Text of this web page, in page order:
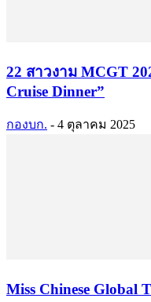
22 สาวงาม MCGT
Cruise Dinner”
กองบก. - 4 ตุลาคม 2025
Miss Chinese Global